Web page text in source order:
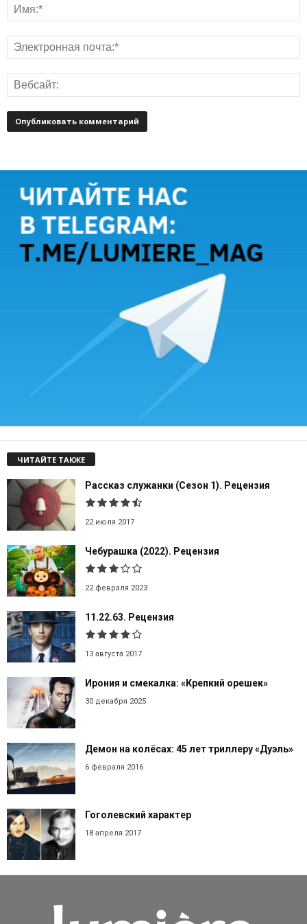
ЧИТАЙТЕ ТАКЖЕ
Рассказ служанки (Сезон 1). Рецензия
22 июля 2017
Чебурашка (2022). Рецензия
22 февраля 2023
11.22.63. Рецензия
13 августа 2017
Ирония и смекалка: «Крепкий орешек»
30 декабря 2025
Демон на колёсах: 45 лет триллеру «Дуэль»
6 февраля 2016
Гоголевский характер
18 апреля 2017